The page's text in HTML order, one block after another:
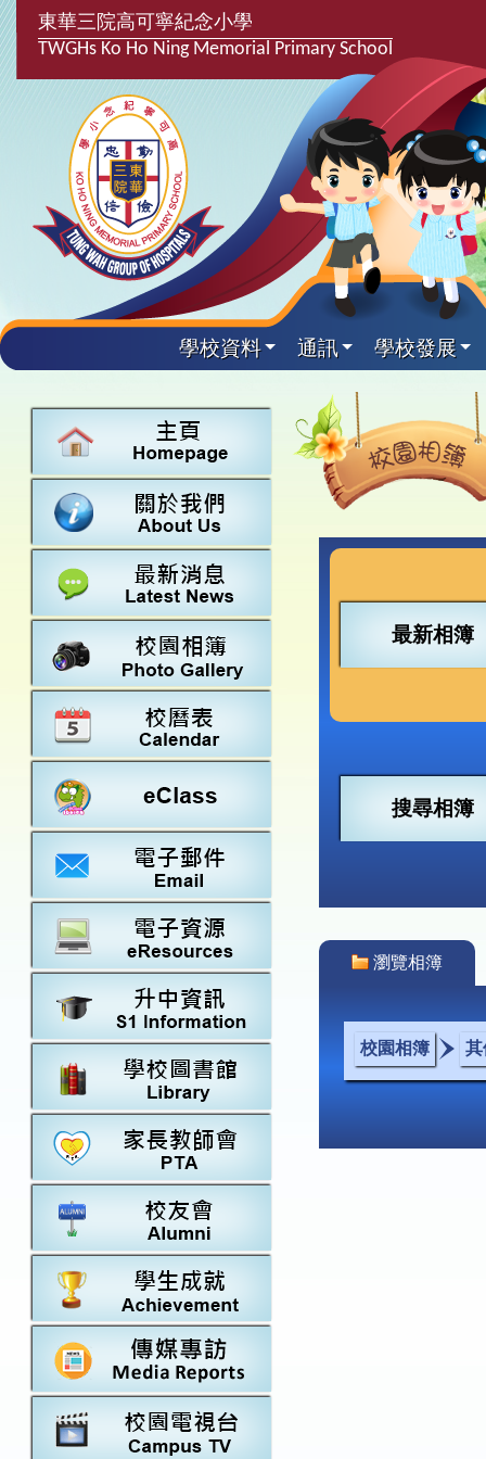
東華三院高可寧紀念小學
TWGHs Ko Ho Ning Memorial Primary School
學校資料 通訊 學校發展
關於
學校資料
校長的話
行政架構
學校設施
學校
最新消息
學校發
計劃,報告及
主要
中文
英文
常識
學生
學生支援組
言語能力提
興趣及
課後興趣班
校隊活動
學生得
25-26得獎
24-25得獎
22-23得獎
20-21得獎
校園
校園相簿
校園電台
學校附
家長教師會
校友會